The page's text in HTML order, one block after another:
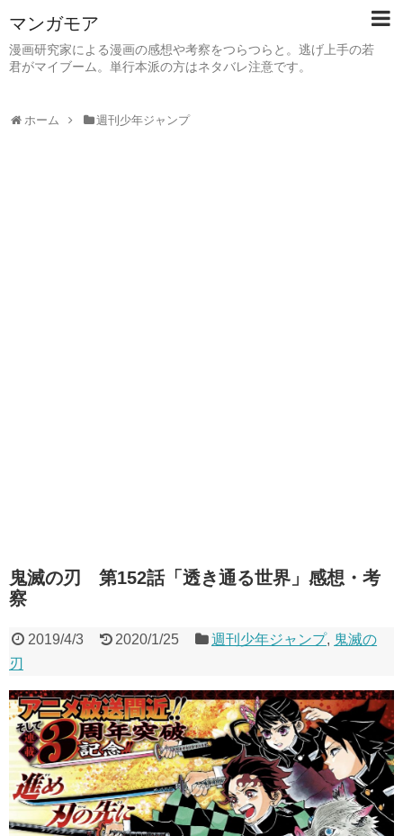
マンガモア
漫画研究家による漫画の感想や考察をつらつらと。逃げ上手の若
君がマイブーム。単行本派の方はネタバレ注意です。
ホーム 週刊少年ジャンプ
鬼滅の刃 第152話「透き通る世界」感想・考
察
2019/4/3 2020/1/25 週刊少年ジャンプ, 鬼滅の
刃